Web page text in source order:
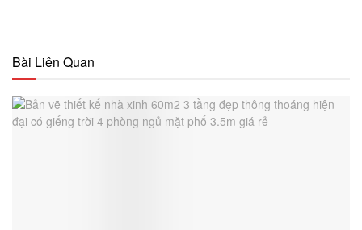
Bài Liên Quan